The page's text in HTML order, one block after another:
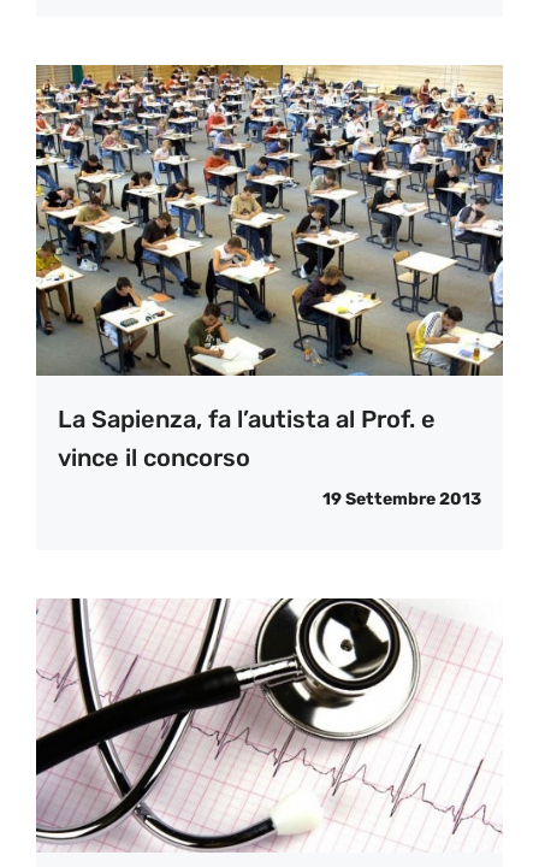
La Sapienza, fa l’autista al Prof. e
vince il concorso
19 Settembre 2013